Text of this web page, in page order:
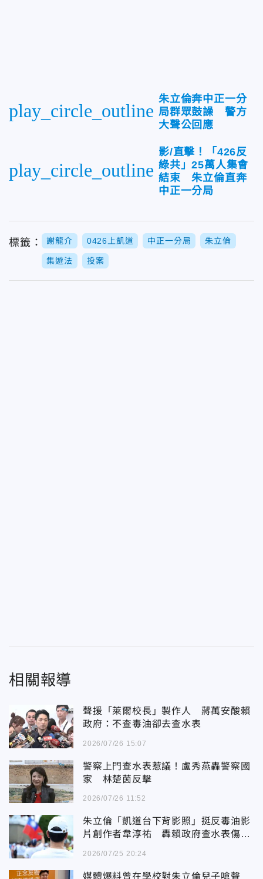
play_circle_outline
朱立倫奔中正一分
局群眾鼓譟 警方
大聲公回應
play_circle_outline
影/直擊！「426反
綠共」25萬人集會
結束 朱立倫直奔
中正一分局
標籤： 謝龍介 0426上凱道 中正一分局 朱立倫
集遊法 投案
相關報導
聲援「萊爾校長」製作人 蔣萬安酸賴
政府：不查毒油卻去查水表
2026/07/26 15:07
警察上門查水表惹議！盧秀燕轟警察國
家 林楚茵反擊
2026/07/26 11:52
朱立倫「凱道台下背影照」挺反毒油影
片創作者韋淳祐 轟賴政府查水表傷害
2026/07/25 20:24
媒體爆料曾在學校對朱立倫兒子嗆聲